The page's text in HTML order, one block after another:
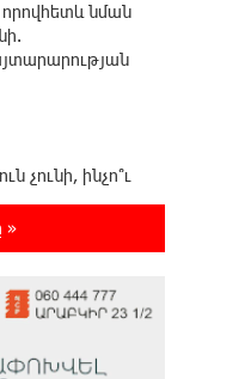
նման
չունի, ինչո՞ւ
այսօր
»